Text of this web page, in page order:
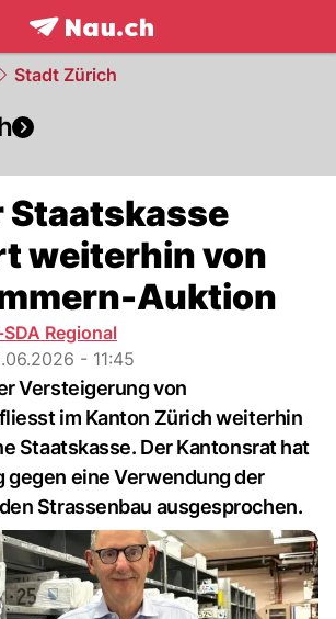
frontpage.NAU.ch
Stadt Zürich
Staatskasse
weiterhin von
Auktion
Regional
- 11:45
Versteigerung von
im Kanton Zürich weiterhin
Staatskasse. Der Kantonsrat hat
gegen eine Verwendung der
Strassenbau ausgesprochen.